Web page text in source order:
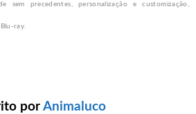
sem precedentes, personalização e customização,
ray.
por Animaluco